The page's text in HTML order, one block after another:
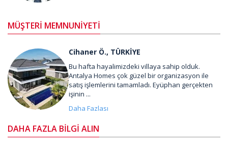
MÜŞTERİ MEMNUNİYETİ
Cihaner Ö., TÜRKİYE
Bu hafta hayalimizdeki villaya sahip olduk.
Antalya Homes çok güzel bir organizasyon ile
satış işlemlerini tamamladı. Eyüphan gerçekten
işinin ...
Daha Fazlası
DAHA FAZLA BİLGİ ALIN